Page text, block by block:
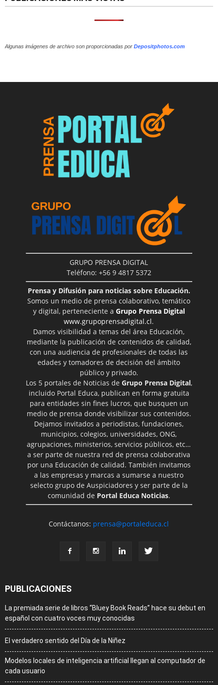
Algunas imágenes de archivo son proporcionadas por Depositphotos.com
GRUPO PRENSA DIGITAL
Teléfono: +56 9 4817 5372
Prensa y Difusión para noticias sobre Educación.
Somos un medio de prensa colaborativo, temático
y digital, perteneciente a Grupo Prensa Digital
www.grupoprensadigital.cl.
Damos visibilidad a temas del área Educación,
mediante la publicación de contenidos de calidad,
con una audiencia de profesionales de todas las
edades y tomadores de decisión del ámbito
público y privado.
Los 5 portales de Noticias de Grupo Prensa Digital,
incluido Portal Educa, publican en forma gratuita
para entidades sin fines lucros, que busquen un
medio de prensa donde visibilizar sus contenidos.
Dejamos invitados a periodistas, fundaciones,
municipios, colegios, universidades, ONG,
agrupaciones, ministerios, servicios públicos, etc…
a ser parte de nuestra red de prensa colaborativa
por una Educación de calidad. También invitamos
a las empresas y marcas a sumarse a nuestro
selecto grupo de Auspiciadores y ser parte de la
comunidad de Portal Educa Noticias.
Contáctanos: prensa@portaleduca.cl
PUBLICACIONES
La premiada serie de libros “Bluey Book Reads” hace su debut en
español con cuatro voces muy conocidas
El verdadero sentido del Día de la Niñez
Modelos locales de inteligencia artificial llegan al computador de
cada usuario